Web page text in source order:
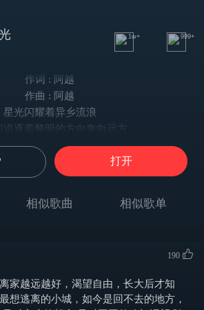
1w+ 999+
作词 : 阿越
作曲 : 阿越
星光闪耀着异乡流浪
追逐着黎明的方向奔向远方
异乡的月光
是否遥远的不一样
年的栀子花还在开放
夕阳在绽放
肩的你我寻找着梦开始的地方
去拥抱再微笑说声你好
打开
相似歌曲 相似歌单
190
家越远越好，渴望自由，长大后才知
想逃离的小城，如今是回不去的地方，